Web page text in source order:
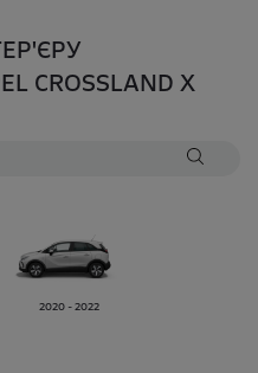
CROSSLAND X
2020 - 2022